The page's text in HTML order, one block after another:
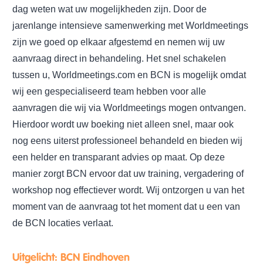
dag weten wat uw mogelijkheden zijn. Door de
jarenlange intensieve samenwerking met Worldmeetings
zijn we goed op elkaar afgestemd en nemen wij uw
aanvraag direct in behandeling. Het snel schakelen
tussen u, Worldmeetings.com en BCN is mogelijk omdat
wij een gespecialiseerd team hebben voor alle
aanvragen die wij via Worldmeetings mogen ontvangen.
Hierdoor wordt uw boeking niet alleen snel, maar ook
nog eens uiterst professioneel behandeld en bieden wij
een helder en transparant advies op maat. Op deze
manier zorgt BCN ervoor dat uw training, vergadering of
workshop nog effectiever wordt. Wij ontzorgen u van het
moment van de aanvraag tot het moment dat u een van
de BCN locaties verlaat.
Uitgelicht: BCN Eindhoven